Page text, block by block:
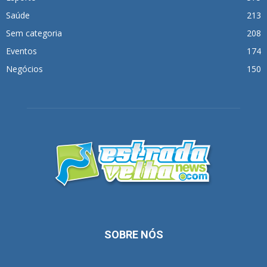
Saúde
213
Sem categoria
208
Eventos
174
Negócios
150
SOBRE NÓS